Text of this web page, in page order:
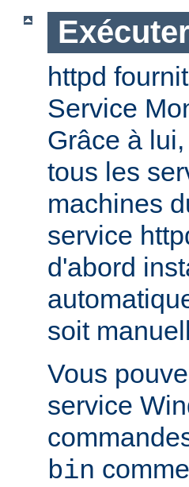
httpd
Service
Grâce à
tous les
machines
service
d'abord
soit
Vous
service
bin